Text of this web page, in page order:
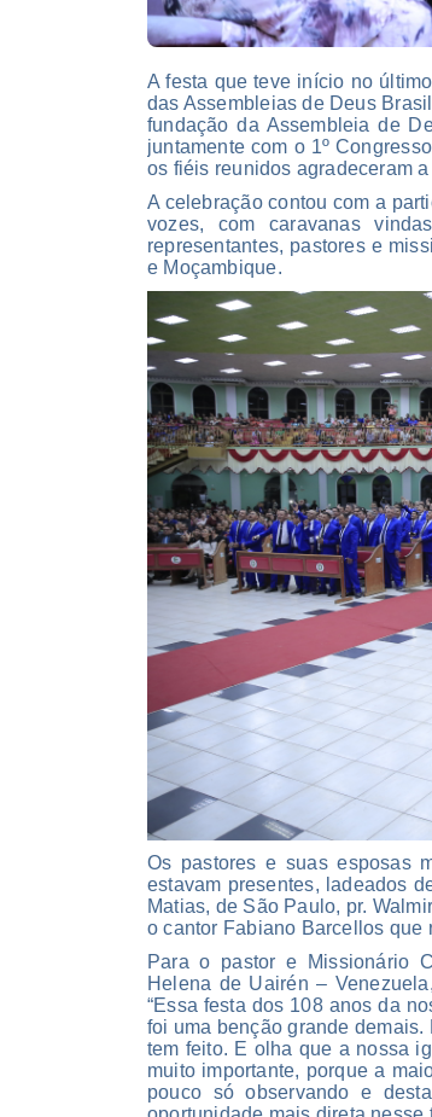
A festa que teve início no
das Assembleias de Deus
fundação da Assembleia de
juntamente com o 1º
os fiéis reunidos agradeceram
A celebração contou com a
vozes, com caravanas
representantes, pastores e
e Moçambique.
Os pastores e suas esposas
estavam presentes, ladeados
Matias, de São Paulo, pr.
o cantor Fabiano Barcellos que
Para o pastor e Missionário
Helena de Uairén –
“Essa festa dos 108 anos da
foi uma benção grande
tem feito. E olha que a nossa
muito importante, porque a
pouco só observando e